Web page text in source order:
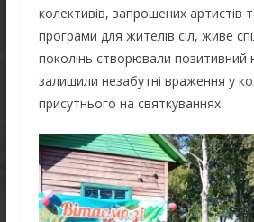
колективів, запрошених артистів
програми для жителів сіл, живе
поколінь створювали позитивний
залишили незабутні враження у
присутнього на святкуваннях.